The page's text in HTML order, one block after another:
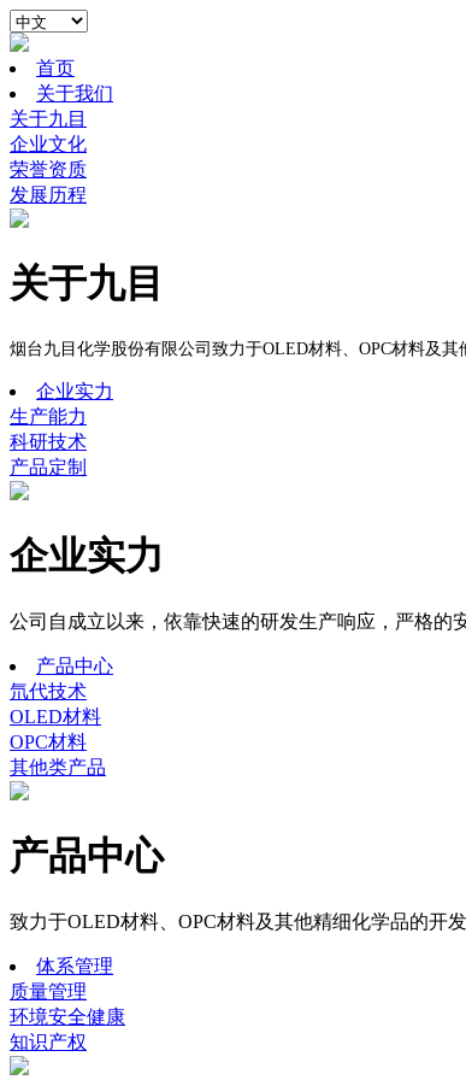
首页
关于我们
关于九目
企业文化
荣誉资质
发展历程
关于九目
烟台九目化学股份有限公司致力于OLED材料、 OPC材料及其
企业实力
生产能力
科研技术
产品定制
企业实力
公司自成立以来，依靠快速的研发生产响应，严格的
产品中心
氘代技术
OLED材料
OPC材料
其他类产品
产品中心
致力于OLED材料、OPC材料及其他精细化学品的开
体系管理
质量管理
环境安全健康
知识产权